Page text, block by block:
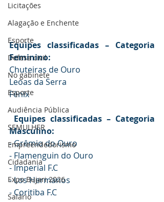
Licitações
Alagação e Enchente
Esporte
Defesa civil
No gabinete
Esporte
Audiência Pública
SEMULHER
Empreendedorismo
Cidadania
Expo Bujari 2026
Salário
Equipes classificadas – Categoria
Feminino:
Chuteiras de Ouro
Leoas da Serra
Fênix
Masculino:
- Grêmio do Ouro
- Flamenguin do Ouro
- Imperial F.C
- Los Hermanos
- Coritiba F.C